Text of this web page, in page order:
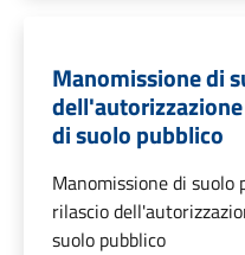
Manomissione di
di suolo pubblico
Manomissione di suolo
rilascio
suolo pubblico